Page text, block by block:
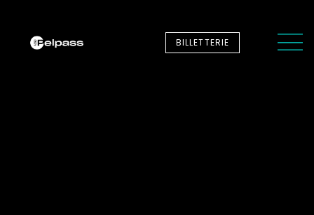
BILLETTERIE